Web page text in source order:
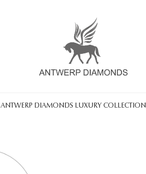
ANTWERP DIAMONDS LUXURY COLLECTION